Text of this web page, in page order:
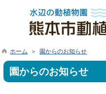
ホーム ＞ 園からのお知らせ
園からのお知らせ